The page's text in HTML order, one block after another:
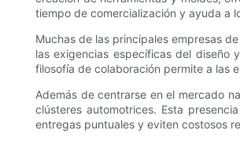
tiempo de comercialización y ayuda a
Muchas de las principales empresas
las exigencias específicas del diseño
filosofía de colaboración permite a las
Además de centrarse en el mercado
clústeres automotrices. Esta
entregas puntuales y eviten costosos